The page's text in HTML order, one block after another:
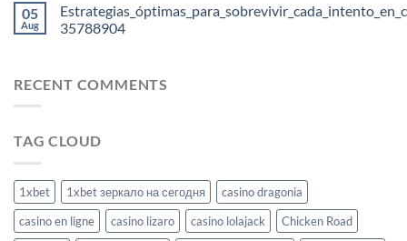
05
Aug
35788904
RECENT COMMENTS
TAG CLOUD
1xbet 1xbet зеркало на сегодня
casino dragonia
casino en ligne
casino lizaro casino lolajack
Chicken Road